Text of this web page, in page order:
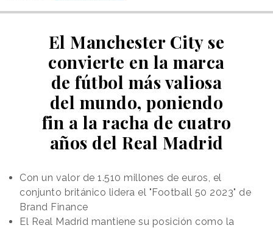
El Manchester City se
convierte en la marca
de fútbol más valiosa
del mundo, poniendo
fin a la racha de cuatro
años del Real Madrid
Con un valor de 1.510 millones de euros, el
conjunto británico lidera el "Football 50 2023" de
Brand Finance
El Real Madrid mantiene su posición como la